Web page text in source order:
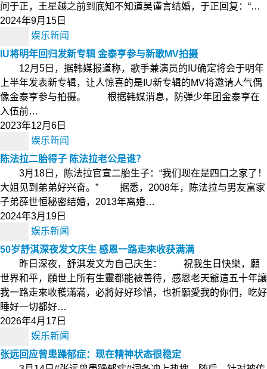
问于正，王星越之前到底知不知道吴谨言结婚，于正回复：“…
2024年9月15日
娱乐新闻
IU将明年回归发新专辑 金泰亨参与新歌MV拍摄
12月5日，据韩媒报道称，歌手兼演员的IU确定将会于明年
上半年发表新专辑，让人惊喜的是IU新专辑的MV将邀请人气偶
像金泰亨参与拍摄。 根据韩媒消息，防弹少年团金泰亨在
入伍前…
2023年12月6日
娱乐新闻
陈法拉二胎得子 陈法拉老公是谁？
3月18日，陈法拉官宣二胎生子：“我们现在是四口之家了！
大姐见到弟弟好兴奋。” 据悉，2008年，陈法拉与男友富家
子弟薛世恒秘密结婚，2013年离婚…
2024年3月19日
娱乐新闻
50岁舒淇深夜发文庆生 感恩一路走來收获满满
昨日深夜，舒淇发文为自己庆生： 祝我生日快樂，願
世界和平，願世上所有生靈都能被善待，感恩老天爺這五十年讓
我一路走來收穫滿滿，必將好好珍惜，也祈願愛我的你們，吃好
睡好一切都好…
2026年4月17日
娱乐新闻
张远回应曾患躁郁症：现在精神状态很稳定